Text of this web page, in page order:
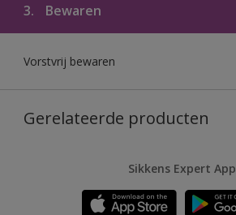
3. Bewaren
Vorstvrij bewaren
Gerelateerde producten
Sikkens Expert App